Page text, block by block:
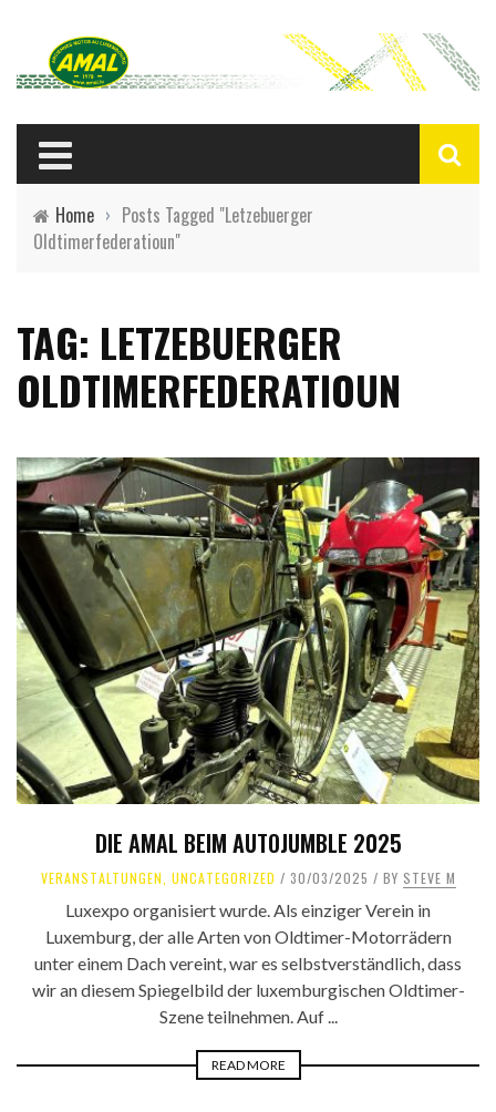
Home › Posts Tagged "Letzebuerger
Oldtimerfederatioun"
TAG: LETZEBUERGER
OLDTIMERFEDERATIOUN
DIE AMAL BEIM AUTOJUMBLE 2025
VERANSTALTUNGEN UNCATEGORIZED 30/03/2025 BY STEVE M
Luxexpo organisiert wurde. Als einziger Verein in
Luxemburg, der alle Arten von Oldtimer-Motorrädern
unter einem Dach vereint, war es selbstverständlich, dass
wir an diesem Spiegelbild der luxemburgischen Oldtimer-
Szene teilnehmen. Auf ...
READ MORE